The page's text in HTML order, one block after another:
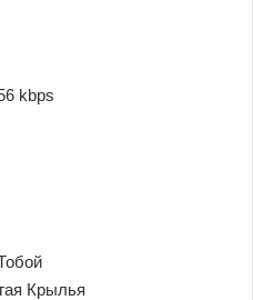
kbps
Крылья